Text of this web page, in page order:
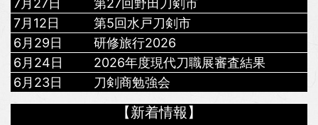
7月27日
第27回野田刀剣市
7月12日
第5回水戸刀剣市
6月29日
研修旅行2026
6月24日
2026年度現代刀職展審査結果
6月23日
刀剣商勉強会
【新着情報】